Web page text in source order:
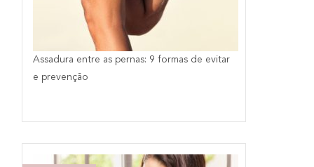
Assadura entre as pernas: 9 formas de evitar
e prevenção